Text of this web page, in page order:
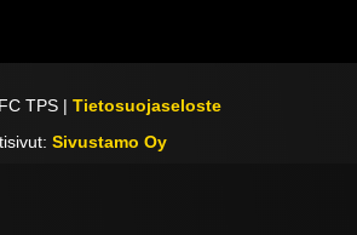
TPS |Tietosuojaseloste
Sivustamo Oy